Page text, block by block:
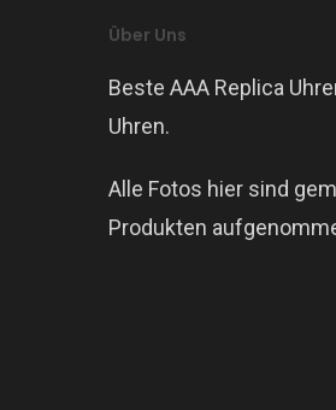
Über Uns
Beste AAA Replica
Uhren.
Alle Fotos hier sind
Produkten